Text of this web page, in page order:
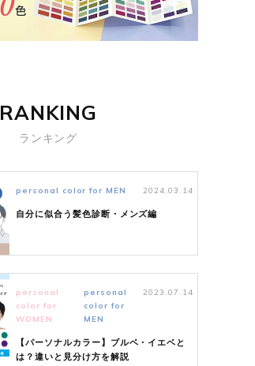
RANKING
ランキング
personal color for MEN 2024.03.14
自分に似合う髪色診断・メンズ編
personal
color for
WOMEN
personal
color for
MEN
2023.07.14
【パーソナルカラー】ブルベ・イエベと
は？違いと見分け方を解説